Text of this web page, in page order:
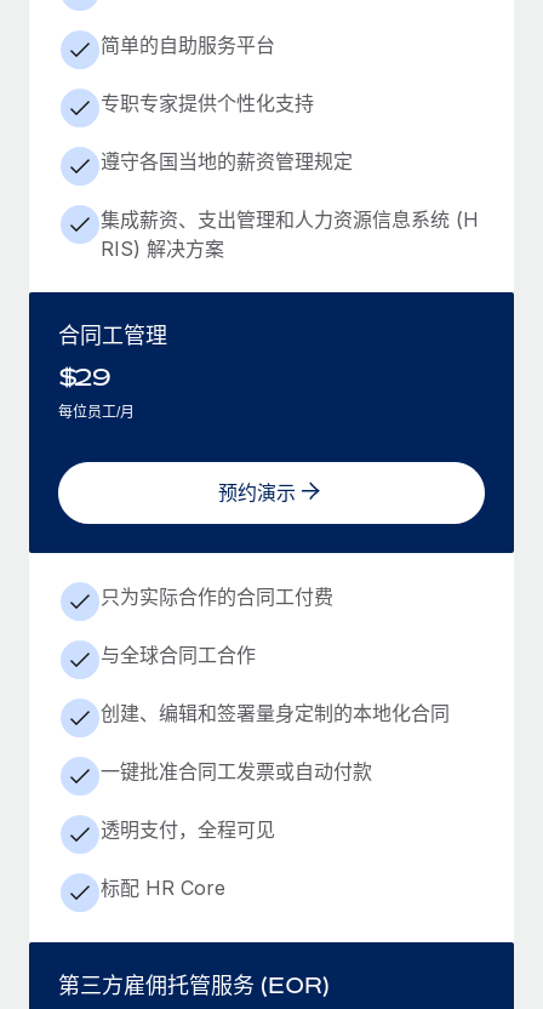
简单的自助服务平台
专职专家提供个性化支持
遵守各国当地的薪资管理规定
集成薪资、支出管理和人力资源信息系统 (H
RIS) 解决方案
合同工管理
$29
每位员工/月
预约演示
只为实际合作的合同工付费
与全球合同工合作
创建、编辑和签署量身定制的本地化合同
一键批准合同工发票或自动付款
透明支付，全程可见
标配 HR Core
第三方雇佣托管服务 (EOR)